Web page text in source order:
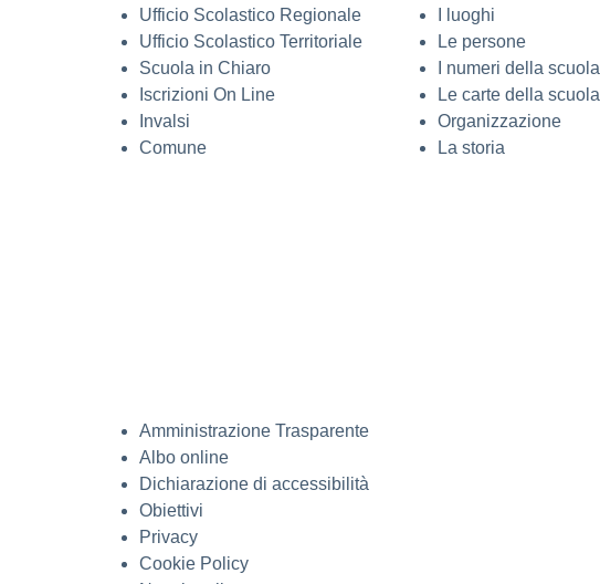
Ufficio Scolastico Regionale
Ufficio Scolastico Territoriale
Scuola in Chiaro
Iscrizioni On Line
Invalsi
Comune
I luoghi
Le persone
I numeri della scuola
Le carte della scuola
Organizzazione
La storia
Amministrazione Trasparente
Albo online
Dichiarazione di accessibilità
Obiettivi
Privacy
Cookie Policy